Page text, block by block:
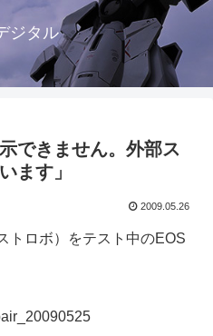
ジタル
できません。外部ス
ます」
2009.05.26
トロボ）をテスト中のEOS